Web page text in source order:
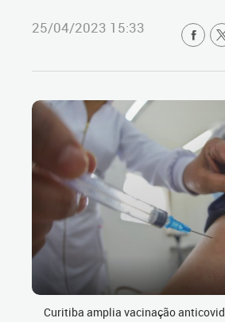
25/04/2023 15:33
Curitiba amplia vacinação anticovid